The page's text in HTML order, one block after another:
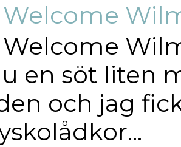
Welcome
Welcome
en söt liten
och jag